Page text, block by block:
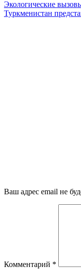
Экологические
Туркменистан
Ваш адрес email не
Комментарий *